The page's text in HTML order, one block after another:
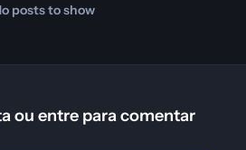
posts to show
ou entre para comentar